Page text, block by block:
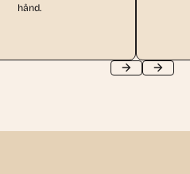
hånd.